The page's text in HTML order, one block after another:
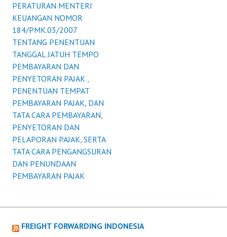
PERATURAN MENTERI
KEUANGAN NOMOR
184/PMK.03/2007
TENTANG PENENTUAN
TANGGAL JATUH TEMPO
PEMBAYARAN DAN
PENYETORAN PAJAK ,
PENENTUAN TEMPAT
PEMBAYARAN PAJAK, DAN
TATA CARA PEMBAYARAN,
PENYETORAN DAN
PELAPORAN PAJAK, SERTA
TATA CARA PENGANGSURAN
DAN PENUNDAAN
PEMBAYARAN PAJAK
FREIGHT FORWARDING INDONESIA